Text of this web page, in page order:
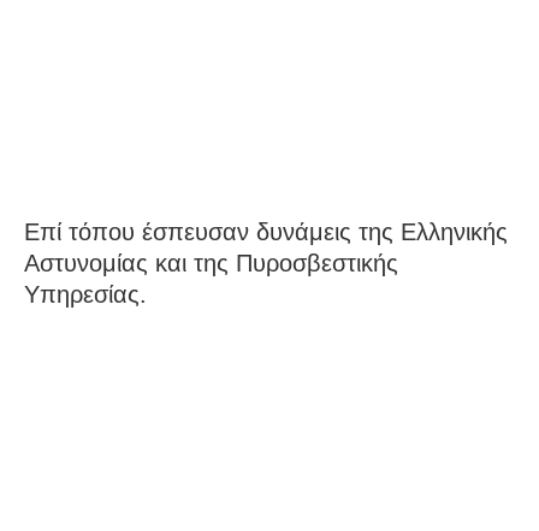
Επί τόπου έσπευσαν δυνάμεις της Ελληνικής
Αστυνομίας και της Πυροσβεστικής
Υπηρεσίας.